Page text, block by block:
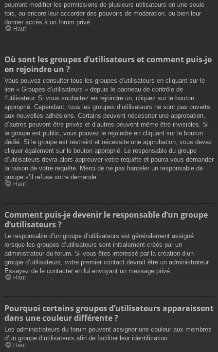
pourront modifier les permissions de plusieurs utilisateurs en une seule
fois, ou encore leur accorder des pouvoirs de modération, ou bien leur
donner accès à un forum privé.
Haut
Où sont les groupes d’utilisateurs et comment puis-je
en rejoindre un ?
Vous pouvez consulter tous les groupes d’utilisateurs en cliquant sur le
lien « Groupes d’utilisateurs » depuis le panneau de contrôle de
l’utilisateur. Si vous souhaitez en rejoindre un, cliquez sur le bouton
approprié. Cependant, tous les groupes d’utilisateurs ne sont pas ouverts
aux nouvelles adhésions. Certains peuvent nécessiter une approbation,
d’autres peuvent être privés et d’autres peuvent même être invisibles. Si
le groupe est public, vous pouvez le rejoindre en cliquant sur le bouton
dédié. Si le groupe est restreint et nécessite une approbation, vous devez
cliquer également sur le bouton approprié. Le responsable du groupe
d’utilisateurs devra alors approuver votre requête et pourra vous demander
la raison de votre requête. Merci de ne pas harceler un responsable de
groupe s’il refuse votre demande.
Haut
Comment puis-je devenir le responsable d’un groupe
d’utilisateurs ?
Le responsable d’un groupe d’utilisateurs est généralement assigné
lorsque les groupes d’utilisateurs sont initialement créés par un
administrateur du forum. Si vous êtes intéressé par la création d’un
groupe d’utilisateurs, votre premier contact devrait être un administrateur.
Essayez de le contacter en lui envoyant un message privé.
Haut
Pourquoi certains groupes d’utilisateurs apparaissent
dans une couleur différente ?
Les administrateurs du forum peuvent assigner une couleur aux membres
d’un groupe d’utilisateurs afin de faciliter leur identification.
Haut